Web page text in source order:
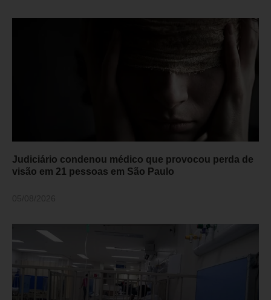
Judiciário condenou médico que provocou perda de
visão em 21 pessoas em São Paulo